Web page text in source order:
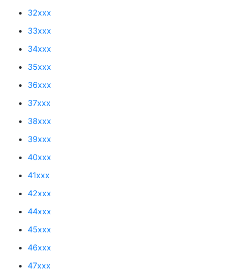
32xxx
33xxx
34xxx
35xxx
36xxx
37xxx
38xxx
39xxx
40xxx
41xxx
42xxx
44xxx
45xxx
46xxx
47xxx